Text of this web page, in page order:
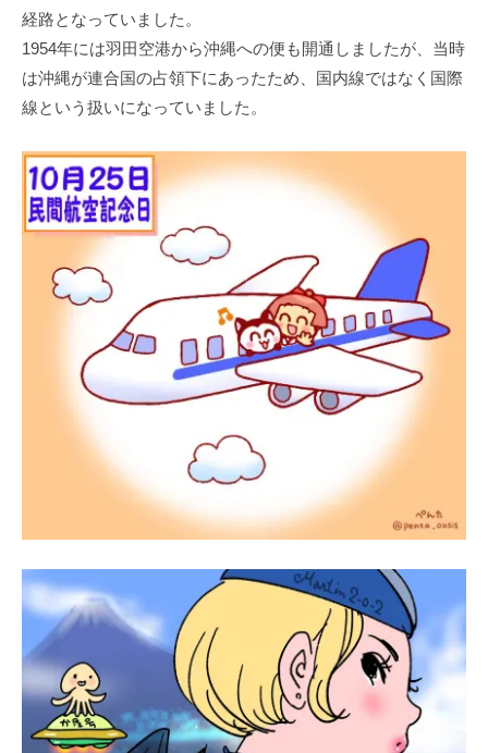
経路となっていました。
1954年には羽田空港から沖縄への便も開通しましたが、当時
は沖縄が連合国の占領下にあったため、国内線ではなく国際
線という扱いになっていました。